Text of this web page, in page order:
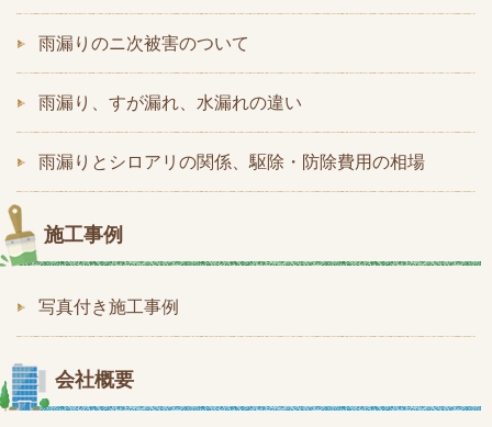
雨漏りのニ次被害のついて
雨漏り、すが漏れ、水漏れの違い
雨漏りとシロアリの関係、駆除・防除費用の相場
施工事例
写真付き施工事例
会社概要